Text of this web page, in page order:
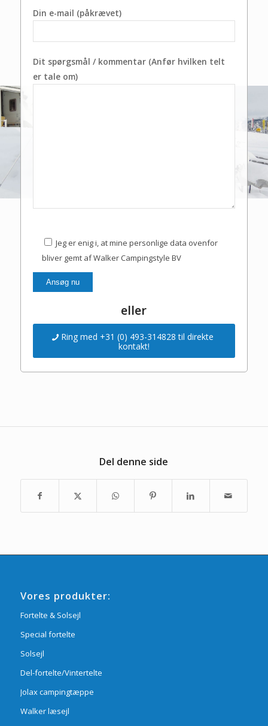
Din e-mail (påkrævet)
Dit spørgsmål / kommentar (Anfør hvilken telt
er tale om)
Jeg er enig i, at mine personlige data ovenfor
bliver gemt af Walker Campingstyle BV
eller
Ring med +31 (0) 493-314828 til direkte
kontakt!
Del denne side
Vores produkter:
Fortelte & Solsejl
Special fortelte
Solsejl
Del-fortelte/Vintertelte
Jolax campingtæppe
Walker læsejl